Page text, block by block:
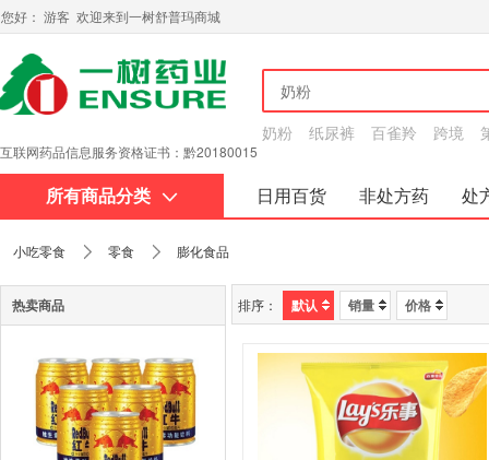
您好： 游客 欢迎来到一树舒普玛商城
互联网药品信息服务资格证书：黔20180015
奶粉 纸尿裤 百雀羚 跨境
所有商品分类 日用百货 非处方药
处
小吃零食 零食 膨化食品
热卖商品 排序： 默认 销量 价格